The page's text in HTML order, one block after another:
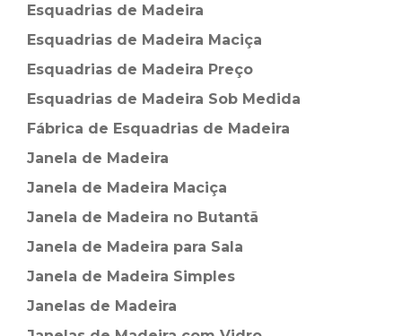
Esquadrias de Madeira⁠
Esquadrias de Madeira Maciça
Esquadrias de Madeira Preço
Esquadrias de Madeira Sob Medida
Fábrica de Esquadrias de Madeira
Janela de Madeira
Janela de Madeira Maciça
Janela de Madeira no Butantã
Janela de Madeira para Sala
Janela de Madeira Simples
Janelas de Madeira